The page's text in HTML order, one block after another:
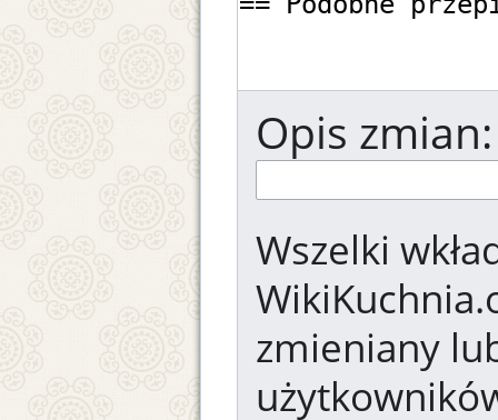
Opis zmian:
Wszelki
zmieniany